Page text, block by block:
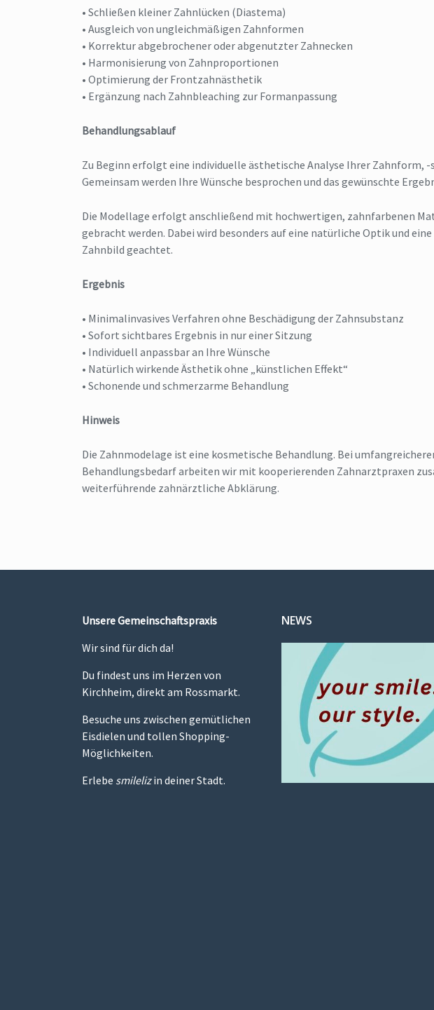
• Schließen kleiner Zahnlücken (Diastema)
• Ausgleich von ungleichmäßigen Zahnformen
• Korrektur abgebrochener oder abgenutzter Zahnecken
• Harmonisierung von Zahnproportionen
• Optimierung der Frontzahnästhetik
• Ergänzung nach Zahnbleaching zur Formanpassung
Behandlungsablauf
Zu Beginn erfolgt eine individuelle ästhetische Analyse Ihrer Zahnform,
Gemeinsam werden Ihre Wünsche besprochen und das gewünschte
Die Modellage erfolgt anschließend mit hochwertigen, zahnfarbenen
gebracht werden. Dabei wird besonders auf eine natürliche Optik und
Zahnbild geachtet.
Ergebnis
• Minimalinvasives Verfahren ohne Beschädigung der Zahnsubstanz
• Sofort sichtbares Ergebnis in nur einer Sitzung
• Individuell anpassbar an Ihre Wünsche
• Natürlich wirkende Ästhetik ohne „künstlichen Effekt“
• Schonende und schmerzarme Behandlung
Hinweis
Die Zahnmodelage ist eine kosmetische Behandlung. Bei
Behandlungsbedarf arbeiten wir mit kooperierenden Zahnarztpraxen
weiterführende zahnärztliche Abklärung.
Unsere Gemeinschaftspraxis
Wir sind für dich da!
Du findest uns im Herzen von
Kirchheim, direkt am Rossmarkt.
Besuche uns zwischen gemütlichen
Eisdielen und tollen Shopping-
Möglichkeiten.
Erlebe smilelizin deiner Stadt.
NEWS